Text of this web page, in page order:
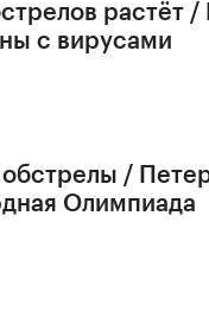
растёт
с вирусами
/
Олимпиада